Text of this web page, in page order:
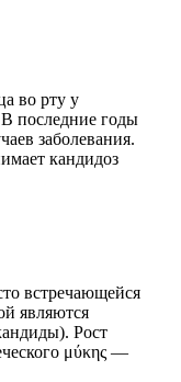
во рту у
последние годы
заболевания.
кандидоз
встречающейся
являются
Рост
μύκης —